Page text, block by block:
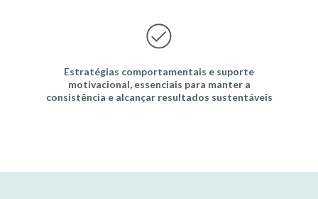
Estratégias comportamentais e suporte
motivacional, essenciais para manter a
consistência e alcançar resultados sustentáveis